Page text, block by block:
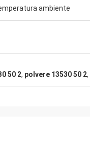
ambiente
50 2, polvere 13530 50 2,